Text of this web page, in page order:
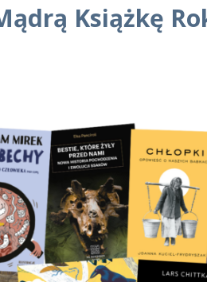
Książkę